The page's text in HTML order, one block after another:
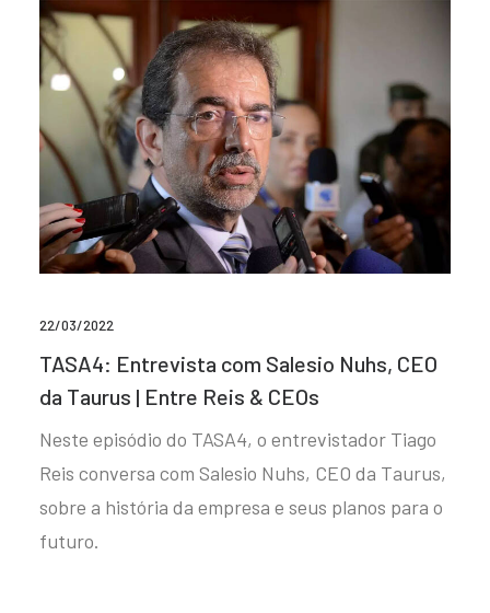
22/03/2022
TASA4: Entrevista com Salesio Nuhs, CEO
da Taurus | Entre Reis & CEOs
Neste episódio do TASA4, o entrevistador Tiago
Reis conversa com Salesio Nuhs, CEO da Taurus,
sobre a história da empresa e seus planos para o
futuro.